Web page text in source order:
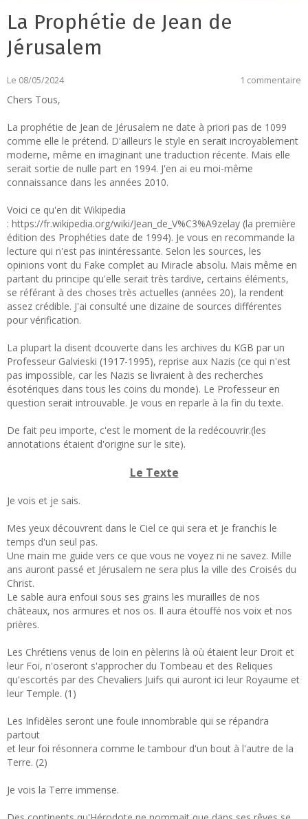
La Prophétie de Jean de
Jérusalem
Le 08/05/2024 1 commentaire
Chers Tous,
La prophétie de Jean de Jérusalem ne date à priori pas de 1099
comme elle le prétend. D'ailleurs le style en serait incroyablement
moderne, même en imaginant une traduction récente. Mais elle
serait sortie de nulle part en 1994. J'en ai eu moi-même
connaissance dans les années 2010.
Voici ce qu'en dit Wikipedia
: https://fr.wikipedia.org/wiki/Jean_de_V%C3%A9zelay (la première
édition des Prophéties date de 1994). Je vous en recommande la
lecture qui n'est pas inintéressante. Selon les sources, les
opinions vont du Fake complet au Miracle absolu. Mais même en
partant du principe qu'elle serait très tardive, certains éléments,
se référant à des choses très actuelles (années 20), la rendent
assez crédible. J'ai consulté une dizaine de sources différentes
pour vérification.
La plupart la disent dcouverte dans les archives du KGB par un
Professeur Galvieski (1917-1995), reprise aux Nazis (ce qui n'est
pas impossible, car les Nazis se livraient à des recherches
ésotériques dans tous les coins du monde). Le Professeur en
question serait introuvable. Je vous en reparle à la fin du texte.
De fait peu importe, c'est le moment de la redécouvrir.(les
annotations étaient d'origine sur le site).
Le Texte
Je vois et je sais.
Mes yeux découvrent dans le Ciel ce qui sera et je franchis le
temps d'un seul pas.
Une main me guide vers ce que vous ne voyez ni ne savez. Mille
ans auront passé et Jérusalem ne sera plus la ville des Croisés du
Christ.
Le sable aura enfoui sous ses grains les murailles de nos
châteaux, nos armures et nos os. Il aura étouffé nos voix et nos
prières.
Les Chrétiens venus de loin en pèlerins là où étaient leur Droit et
leur Foi, n'oseront s'approcher du Tombeau et des Reliques
qu'escortés par des Chevaliers Juifs qui auront ici leur Royaume et
leur Temple. (1)
Les Infidèles seront une foule innombrable qui se répandra
partout
et leur foi résonnera comme le tambour d'un bout à l'autre de la
Terre. (2)
Je vois la Terre immense.